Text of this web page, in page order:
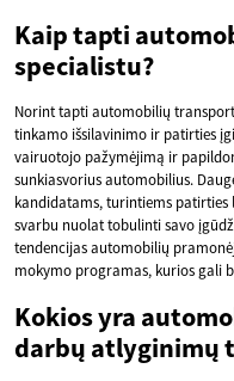
Kaip tapti
specialistu?
Norint tapti automobilių
tinkamo išsilavinimo ir patirties
vairuotojo pažymėjimą ir
sunkiasvorius automobilius.
kandidatams, turintiems
svarbu nuolat tobulinti savo
tendencijas automobilių
mokymo programas, kurios gali
Kokios yra
darbų atlyginimų